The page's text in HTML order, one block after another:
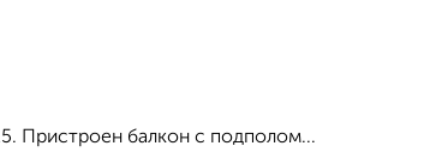
Пристроен балкон с подполом...